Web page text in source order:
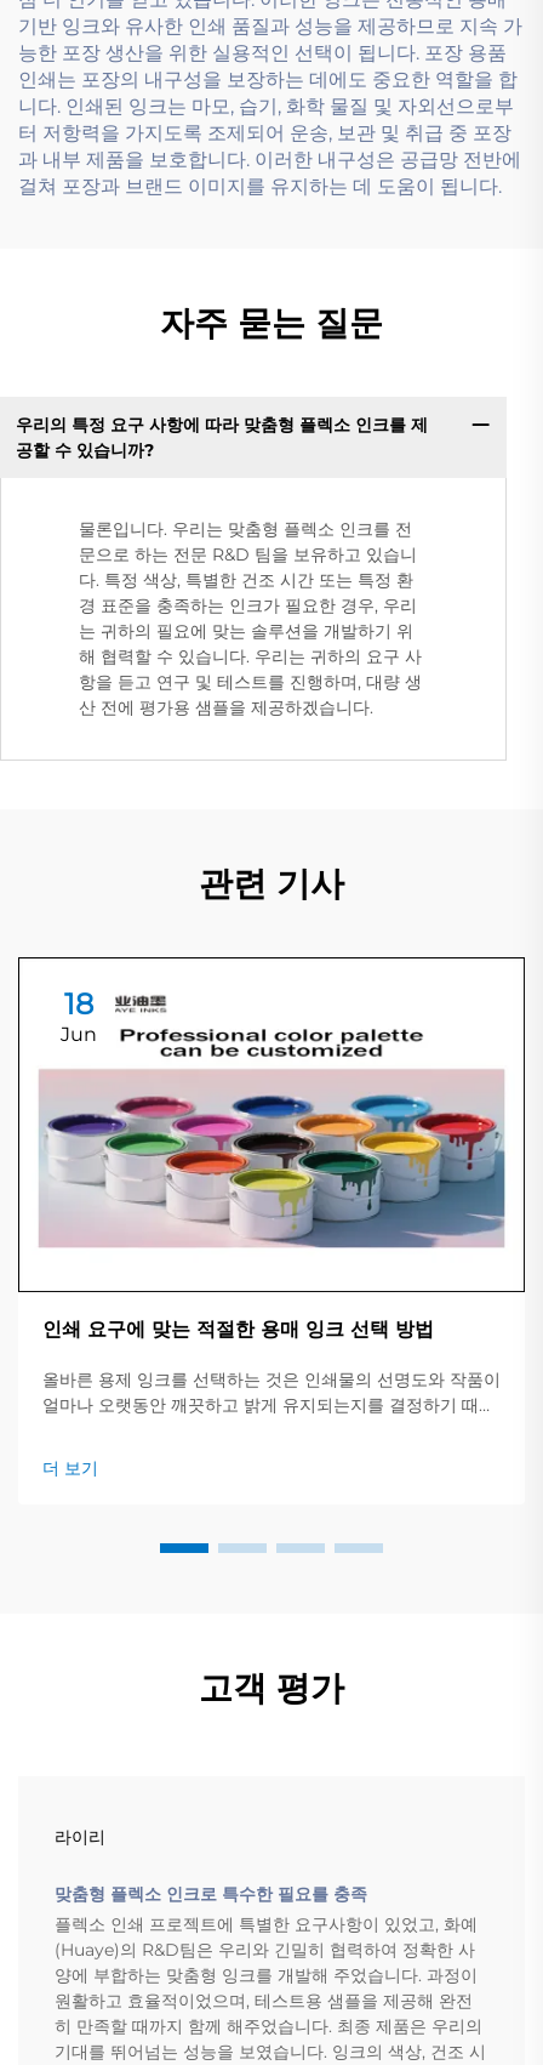
기반 잉크와 유사한 인쇄 품질과 성능을 제공하므로 지속 가
능한 포장 생산을 위한 실용적인 선택이 됩니다. 포장 용품
인쇄는 포장의 내구성을 보장하는 데에도 중요한 역할을 합
니다. 인쇄된 잉크는 마모, 습기, 화학 물질 및 자외선으로부
터 저항력을 가지도록 조제되어 운송, 보관 및 취급 중 포장
과 내부 제품을 보호합니다. 이러한 내구성은 공급망 전반에
걸쳐 포장과 브랜드 이미지를 유지하는 데 도움이 됩니다.
자주 묻는 질문
우리의 특정 요구 사항에 따라 맞춤형 플렉소 인크를 제
공할 수 있습니까?
물론입니다. 우리는 맞춤형 플렉소 인크를 전
문으로 하는 전문 R&D 팀을 보유하고 있습니
다. 특정 색상, 특별한 건조 시간 또는 특정 환
경 표준을 충족하는 인크가 필요한 경우, 우리
는 귀하의 필요에 맞는 솔루션을 개발하기 위
해 협력할 수 있습니다. 우리는 귀하의 요구 사
항을 듣고 연구 및 테스트를 진행하며, 대량 생
산 전에 평가용 샘플을 제공하겠습니다.
관련 기사
18
Jun
인쇄 요구에 맞는 적절한 용매 잉크 선택 방법
올바른 용제 잉크를 선택하는 것은 인쇄물의 선명도와 작품이
얼마나 오랫동안 깨끗하고 밝게 유지되는지를 결정하기 때문
업 및 확인해야 할 핵심 사항에 대한 개요를 제공합니다.
더 보기
고객 평가
라이리
맞춤형 플렉소 인크로 특수한 필요를 충족
플렉소 인쇄 프로젝트에 특별한 요구사항이 있었고, 화예
(Huaye)의 R&D팀은 우리와 긴밀히 협력하여 정확한 사
양에 부합하는 맞춤형 잉크를 개발해 주었습니다. 과정이
원활하고 효율적이었으며, 테스트용 샘플을 제공해 완전
히 만족할 때까지 함께 해주었습니다. 최종 제품은 우리의
기대를 뛰어넘는 성능을 보였습니다. 잉크의 색상, 건조 시